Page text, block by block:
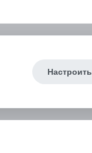
Настроить